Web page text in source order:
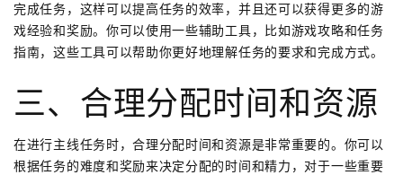
完成任务，这样可以提高任务的效率，并且还可以获得更多的游
戏经验和奖励。你可以使用一些辅助工具，比如游戏攻略和任务
指南，这些工具可以帮助你更好地理解任务的要求和完成方式。
三、合理分配时间和资源
在进行主线任务时，合理分配时间和资源是非常重要的。你可以
根据任务的难度和奖励来决定分配的时间和精力，对于一些重要